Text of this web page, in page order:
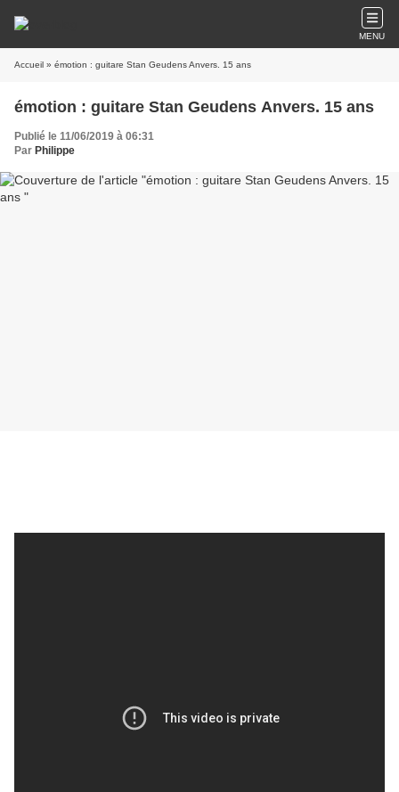
MENU
Accueil » émotion : guitare Stan Geudens Anvers. 15 ans
émotion : guitare Stan Geudens Anvers. 15 ans
Publié le 11/06/2019 à 06:31
Par Philippe